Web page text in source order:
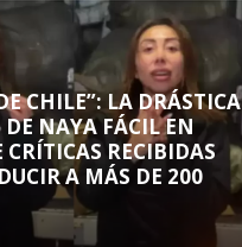
CHILE”: LA DRÁSTICA
NAYA FÁCIL EN
RECIBIDAS
A MÁS DE 200